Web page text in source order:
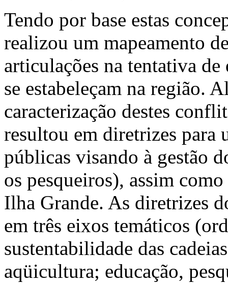
Tendo por base estas
realizou um mapeamento
articulações na tentativa
se estabeleçam na região.
caracterização destes
resultou em diretrizes para
públicas visando à gestão
os pesqueiros), assim
Ilha Grande. As diretrizes
em três eixos temáticos
sustentabilidade das
aqüicultura; educação,